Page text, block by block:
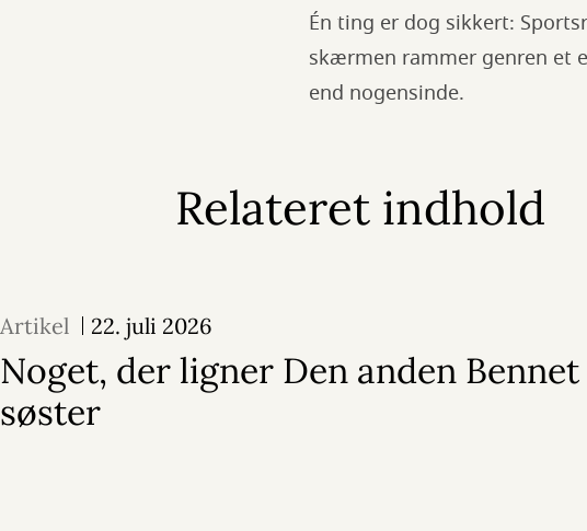
Én ting er dog sikkert:
skærmen rammer genren et
end nogensinde.
Relateret indhold
Artikel 22. juli 2026
Noget, der ligner Den anden Bennet
søster